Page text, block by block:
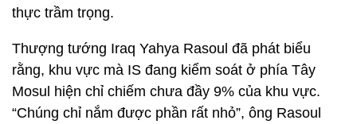
thực trầm trọng.
Thượng tướng Iraq Yahya Rasoul đã phát biểu
rằng, khu vực mà IS đang kiểm soát ở phía Tây
Mosul hiện chỉ chiếm chưa đầy 9% của khu vực.
“Chúng chỉ nắm được phần rất nhỏ”, ông Rasoul